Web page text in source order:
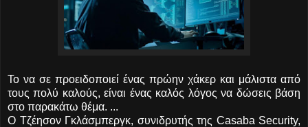
Το να σε προειδοποιεί ένας πρώην χάκερ και μάλιστα από
τους πολύ καλούς, είναι ένας καλός λόγος να δώσεις βάση
στο παρακάτω θέμα. ...
Ο Τζέησον Γκλάσμπεργκ, συνιδρυτής της Casaba Security,